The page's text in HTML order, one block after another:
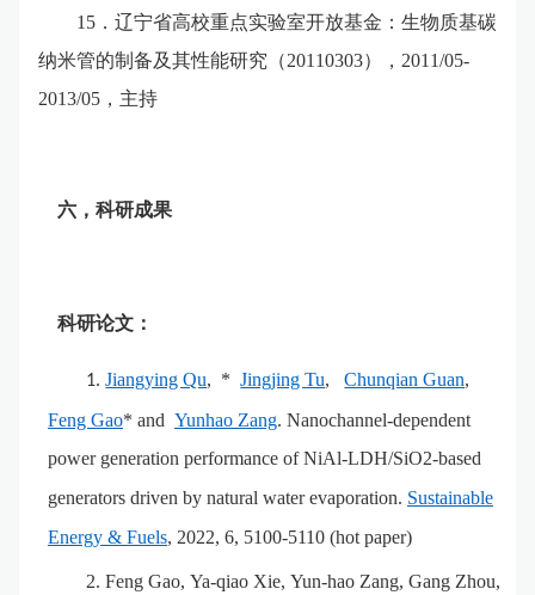
15 ．辽宁省高校重点实验室开放基金：生物质基碳
纳米管的制备及其性能研究（20110303）， 2011/05-
2013/05 ，主持
六，科研成果
科研论文：
1.Jiangying Qu, *Jingjing Tu,Chunqian Guan,
Feng Gao* and Yunhao Zang. Nanochannel-dependent
power generation performance of NiAl-LDH/SiO2-based
generators driven by natural water evaporation. Sustainable
Energy & Fuels, 2022, 6, 5100-5110 (hot paper)
2.Feng Gao,Ya-qiao Xie,Yun-hao Zang,Gang Zhou,